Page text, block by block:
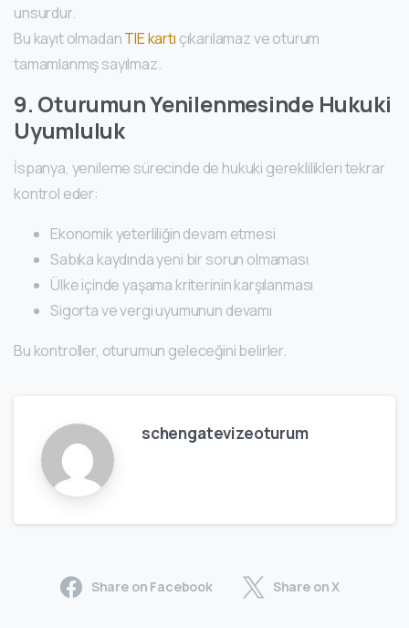
unsurdur.
Bu kayıt olmadanTIE kartı çıkarılamaz ve oturum
tamamlanmış sayılmaz.
9. Oturumun Yenilenmesinde Hukuki
Uyumluluk
İspanya, yenileme sürecinde de hukuki gereklilikleri tekrar
kontrol eder:
Ekonomik yeterliliğin devam etmesi
Sabıka kaydında yeni bir sorun olmaması
Ülke içinde yaşama kriterinin karşılanması
Sigorta ve vergi uyumunun devamı
Bu kontroller, oturumun geleceğini belirler.
schengatevizeoturum
Share on Facebook Share on X